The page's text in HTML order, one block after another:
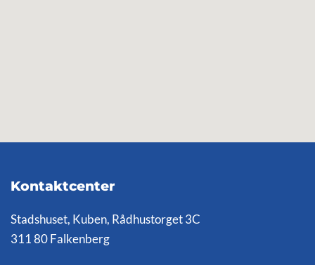
Kontaktcenter
Stadshuset, Kuben, Rådhustorget 3C
311 80 Falkenberg